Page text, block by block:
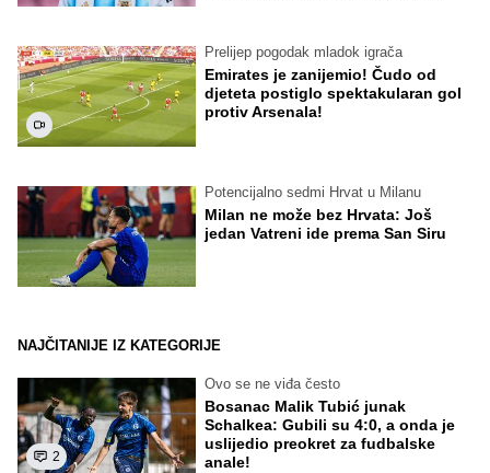
Prelijep pogodak mladok igrača
Emirates je zanijemio! Čudo od
djeteta postiglo spektakularan gol
protiv Arsenala!
Potencijalno sedmi Hrvat u Milanu
Milan ne može bez Hrvata: Još
jedan Vatreni ide prema San Siru
NAJČITANIJE IZ KATEGORIJE
2
Ovo se ne viđa često
Bosanac Malik Tubić junak
Schalkea: Gubili su 4:0, a onda je
uslijedio preokret za fudbalske
anale!